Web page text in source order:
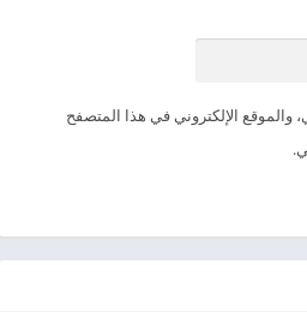
والموقع الإلكتروني في هذا المتصفح